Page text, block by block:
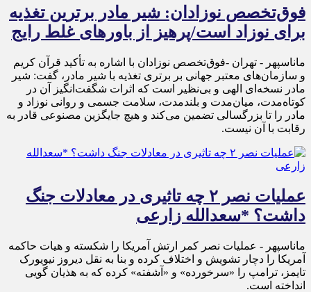
فوق‌تخصص نوزادان: شیر مادر برترین تغذیه
برای نوزاد است/پرهیز از باورهای غلط رایج
ماناسپهر - تهران -فوق‌تخصص نوزادان با اشاره به تأکید قرآن کریم
و سازمان‌های معتبر جهانی بر برتری تغذیه با شیر مادر، گفت: شیر
مادر نسخه‌ای الهی و بی‌نظیر است که اثرات شگفت‌انگیز آن در
کوتاه‌مدت، میان‌مدت و بلندمدت، سلامت جسمی و روانی نوزاد و
مادر را تا بزرگسالی تضمین می‌کند و هیچ جایگزین مصنوعی قادر به
رقابت با آن نیست.
عملیات نصر ۲ چه تاثیری در معادلات جنگ
داشت؟ *سعدالله زارعی
ماناسپهر - عملیات نصر کمر ارتش آمریکا را شکسته و هیات حاکمه
آمریکا را دچار تشویش و اختلاف کرده و بنا به نقل دیروز نیویورک
تایمز، ترامپ را «سرخورده» و «آشفته» کرده که به هذیان گویی
انداخته است.